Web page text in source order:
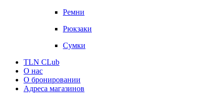
Ремни
Рюкзаки
Сумки
TLN CLub
О нас
О бронировании
Адреса магазинов